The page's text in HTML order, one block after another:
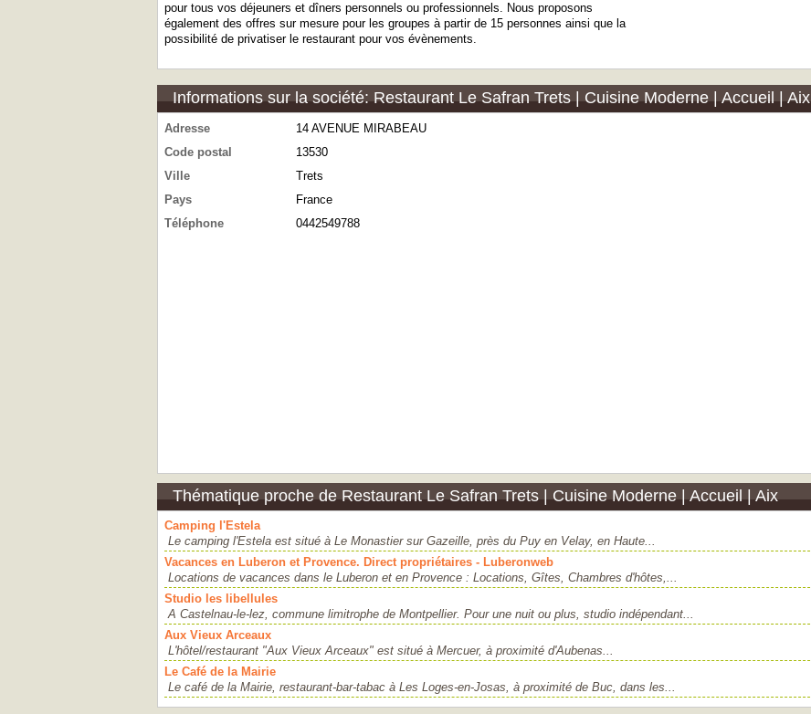
pour tous vos déjeuners et dîners personnels ou professionnels. Nous proposons
également des offres sur mesure pour les groupes à partir de 15 personnes ainsi que la
possibilité de privatiser le restaurant pour vos évènements.
Informations sur la société: Restaurant Le Safran Trets | Cuisine Moderne | Accueil | Aix
Adresse
14 AVENUE MIRABEAU
Code postal
13530
Ville
Trets
Pays
France
Téléphone
0442549788
Thématique proche de Restaurant Le Safran Trets | Cuisine Moderne | Accueil | Aix
Camping l'Estela
Le camping l'Estela est situé à Le Monastier sur Gazeille, près du Puy en Velay, en Haute...
Vacances en Luberon et Provence. Direct propriétaires - Luberonweb
Locations de vacances dans le Luberon et en Provence : Locations, Gîtes, Chambres d'hôtes,...
Studio les libellules
A Castelnau-le-lez, commune limitrophe de Montpellier. Pour une nuit ou plus, studio indépendant...
Aux Vieux Arceaux
L'hôtel/restaurant "Aux Vieux Arceaux" est situé à Mercuer, à proximité d'Aubenas...
Le Café de la Mairie
Le café de la Mairie, restaurant-bar-tabac à Les Loges-en-Josas, à proximité de Buc, dans les...